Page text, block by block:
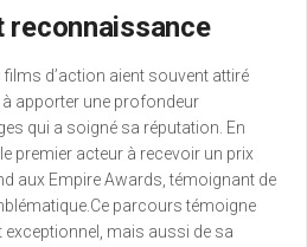
reconnaissance
d’action aient souvent attiré
à apporter une profondeur
qui a soigné sa réputation. En
premier acteur à recevoir un prix
aux Empire Awards, témoignant de
parcours témoigne
mais aussi de sa